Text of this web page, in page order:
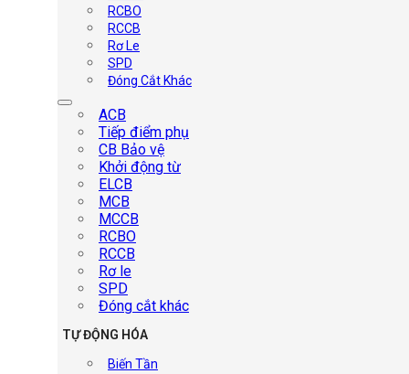
RCBO
RCCB
Rơ Le
SPD
Đóng Cắt Khác
ACB
Tiếp điểm phụ
CB Bảo vệ
Khởi động từ
ELCB
MCB
MCCB
RCBO
RCCB
Rơ le
SPD
Đóng cắt khác
TỰ ĐỘNG HÓA
Biến Tần